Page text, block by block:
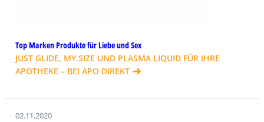
Top Marken Produkte für Liebe und Sex
JUST GLIDE, MY.SIZE UND PLASMA LIQUID FÜR IHRE
APOTHEKE – BEI APO DIREKT
02.11.2020